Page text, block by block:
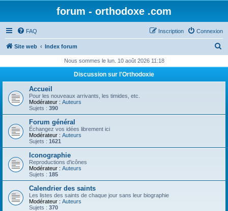
forum - orthodoxe .com
FAQ Connexion
Inscription
Site web Index forum
h
Nous sommes le lun. 10 août 2026 11:18
Discussion sur l'Orthodoxie
Accueil
Pour les nouveaux arrivants, les timides, etc.
Modérateur : Auteurs
Sujets : 390
Forum général
Échangez vos idées librement ici
Modérateur : Auteurs
Sujets : 1621
Iconographie
Reproductions d'icônes
Modérateur : Auteurs
Sujets : 185
Calendrier des saints
Les listes des saints de chaque jour sans leur biographie
Modérateur : Auteurs
Sujets : 370